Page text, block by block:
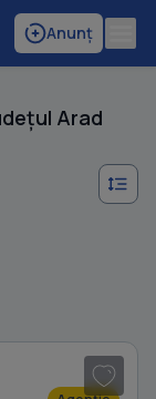
Anunț
Arad